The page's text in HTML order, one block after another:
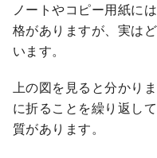
ノートやコピー用紙に
格がありますが、実は
います。
上の図を見ると分かり
に折ることを繰り返し
質があります。